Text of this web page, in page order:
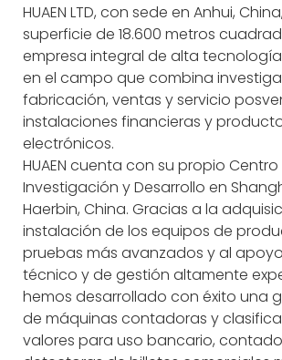
HUAEN LTD, con sede en Anhui,
superficie de 18.600 metros
empresa integral de alta
en el campo que combina
fabricación, ventas y servicio
instalaciones financieras y
electrónicos.
HUAEN cuenta con su propio
Investigación y Desarrollo en
Haerbin, China. Gracias a la
instalación de los equipos de
pruebas más avanzados y al
técnico y de gestión altamente
hemos desarrollado con éxito una
de máquinas contadoras y
valores para uso bancario,